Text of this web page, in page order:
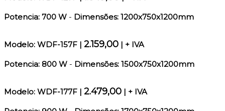
Potencia: 700 W - Dimensões: 1200x750x1200mm
Modelo: WDF-157F | 2.159,00 | + IVA
Potencia: 800 W - Dimensões: 1500x750x1200mm
Modelo: WDF-177F | 2.479,00 | + IVA